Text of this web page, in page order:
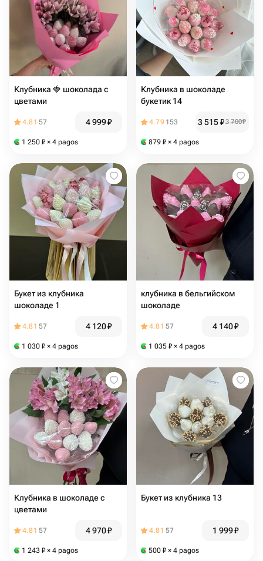
Клубника 🍓 шоколада с
цветами
4.81 57 4 999₽
1 250 ₽ × 4 pagos
Клубника в шоколаде
букетик 14
4.79 153 3 515₽3 700₽
879 ₽ × 4 pagos
Букет из клубника
шоколаде 1
4.81 57 4 120₽
1 030 ₽ × 4 pagos
клубника в бельгийском
шоколаде
4.81 57 4 140₽
1 035 ₽ × 4 pagos
Клубника в шоколаде с
цветами
4.81 57 4 970₽
1 243 ₽ × 4 pagos
Букет из клубника 13
4.81 57 1 999₽
500 ₽ × 4 pagos